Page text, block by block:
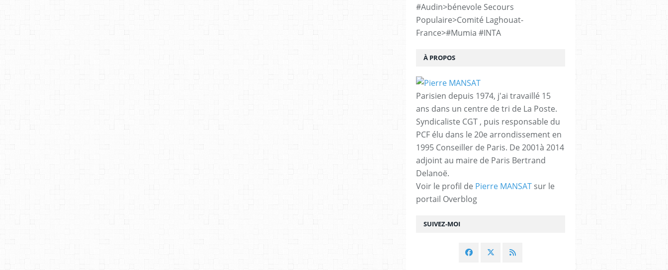
SUIVEZ-MOI
#Audin>bénevole Secours
Populaire>Comité Laghouat-
France>#Mumia #INTA
À PROPOS
Parisien depuis 1974, j'ai travaillé 15
ans dans un centre de tri de La Poste.
Syndicaliste CGT , puis responsable du
PCF élu dans le 20e arrondissement en
1995 Conseiller de Paris. De 2001à 2014
adjoint au maire de Paris Bertrand
Delanoë.
Voir le profil de Pierre MANSAT sur le
portail Overblog